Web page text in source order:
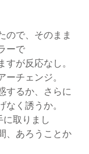
ので、そのまま
ーで
すが反応なし。
チェンジ。
するか、さらに
く誘うか。
に取りまし
、あろうことか